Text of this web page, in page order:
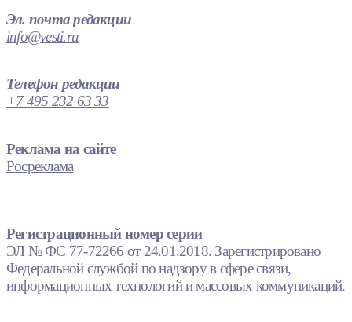
Эл. почта редакции
info@vesti.ru
Телефон редакции
+7 495 232 63 33
Реклама на сайте
Росреклама
Регистрационный номер серии
ЭЛ № ФС 77-72266 от 24.01.2018. Зарегистрировано
Федеральной службой по надзору в сфере связи,
информационных технологий и массовых коммуникаций.